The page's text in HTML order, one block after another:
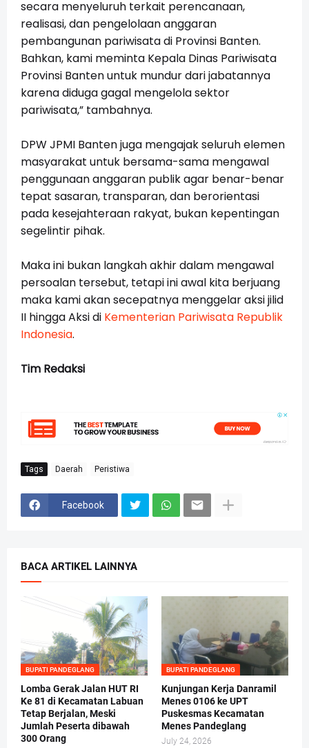
secara menyeluruh terkait perencanaan,
realisasi, dan pengelolaan anggaran
pembangunan pariwisata di Provinsi Banten.
Bahkan, kami meminta Kepala Dinas Pariwisata
Provinsi Banten untuk mundur dari jabatannya
karena diduga gagal mengelola sektor
pariwisata,” tambahnya.
DPW JPMI Banten juga mengajak seluruh elemen
masyarakat untuk bersama-sama mengawal
penggunaan anggaran publik agar benar-benar
tepat sasaran, transparan, dan berorientasi
pada kesejahteraan rakyat, bukan kepentingan
segelintir pihak.
Maka ini bukan langkah akhir dalam mengawal
persoalan tersebut, tetapi ini awal kita berjuang
maka kami akan secepatnya menggelar aksi jilid
II hingga Aksi di Kementerian Pariwisata Republik
Indonesia.
Tim Redaksi
Tags Daerah Peristiwa
Facebook
BACA ARTIKEL LAINNYA
BUPATI PANDEGLANG
Lomba Gerak Jalan HUT RI
Ke 81 di Kecamatan Labuan
Tetap Berjalan, Meski
Jumlah Peserta dibawah
300 Orang
BUPATI PANDEGLANG
Kunjungan Kerja Danramil
Menes 0106 ke UPT
Puskesmas Kecamatan
Menes Pandeglang
July 24, 2026